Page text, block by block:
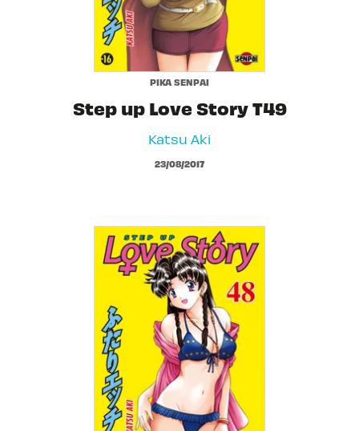
PIKA SENPAI
Step up Love Story T49
Katsu Aki
23/08/2017